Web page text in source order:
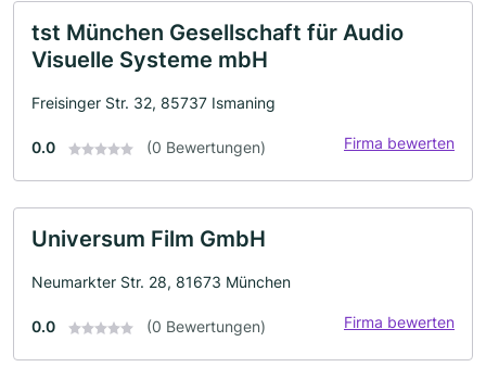
tst München Gesellschaft für Audio
Visuelle Systeme mbH
Freisinger Str. 32, 85737 Ismaning
0.0 (0 Bewertungen) Firma bewerten
Universum Film GmbH
Neumarkter Str. 28, 81673 München
0.0 (0 Bewertungen) Firma bewerten